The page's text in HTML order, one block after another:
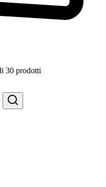
30 prodotti